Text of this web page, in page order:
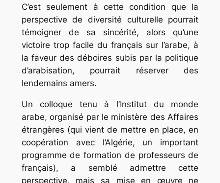
C’est seulement à cette condition que la
perspective de diversité culturelle pourrait
témoigner de sa sincérité, alors qu’une
victoire trop facile du français sur l’arabe, à
la faveur des déboires subis par la politique
d’arabisation, pourrait réserver des
lendemains amers.
Un colloque tenu à l’Institut du monde
arabe, organisé par le ministère des Affaires
étrangères (qui vient de mettre en place, en
coopération avec l’Algérie, un important
programme de formation de professeurs de
français), a semblé admettre cette
perspective, mais sa mise en œuvre ne